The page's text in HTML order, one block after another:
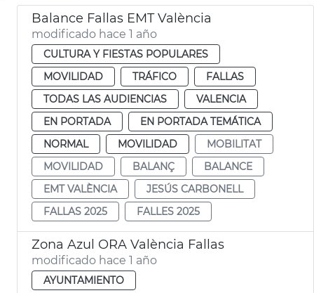
Balance Fallas EMT València
modificado hace 1 año
CULTURA Y FIESTAS POPULARES
MOVILIDAD
TRÁFICO
FALLAS
TODAS LAS AUDIENCIAS
VALENCIA
EN PORTADA
EN PORTADA TEMÁTICA
NORMAL
MOVILIDAD
MOBILITAT
MOVILIDAD
BALANÇ
BALANCE
EMT VALÈNCIA
JESÚS CARBONELL
FALLAS 2025
FALLES 2025
Zona Azul ORA València Fallas
modificado hace 1 año
AYUNTAMIENTO